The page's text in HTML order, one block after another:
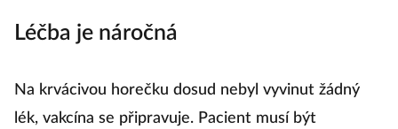
Léčba je náročná
Na krvácivou horečku dosud nebyl vyvinut žádný
lék, vakcína se připravuje. Pacient musí být